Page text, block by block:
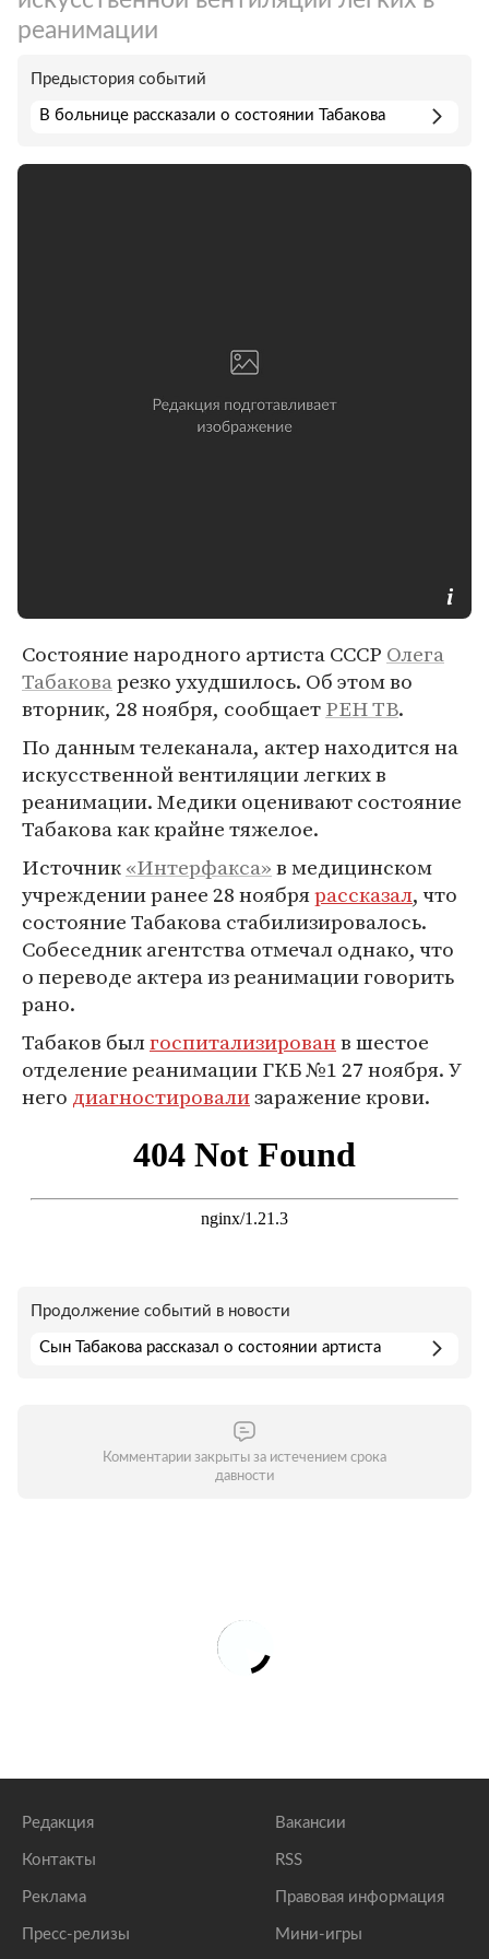
реанимации
Предыстория событий
В больнице рассказали о состоянии Табакова
Состояние народного артиста СССР Олега
Табаковарезко ухудшилось. Об этом во
вторник, 28 ноября, сообщаетРЕН ТВ.
По данным телеканала, актер находится на
искусственной вентиляции легких в
реанимации. Медики оценивают состояние
Табакова как крайне тяжелое.
Источник«Интерфакса»в медицинском
учреждении ранее 28 ноябрярассказал, что
состояние Табакова стабилизировалось.
Собеседник агентства отмечал однако, что
о переводе актера из реанимации говорить
рано.
Табаков былгоспитализированв шестое
отделение реанимации ГКБ №1 27 ноября. У
него диагностировализаражение крови.
Продолжение событий в новости
Сын Табакова рассказал о состоянии артиста
Комментарии закрыты за истечением срока
давности
Редакция
Контакты
Реклама
Пресс-релизы
Вакансии
RSS
Правовая информация
Мини-игры